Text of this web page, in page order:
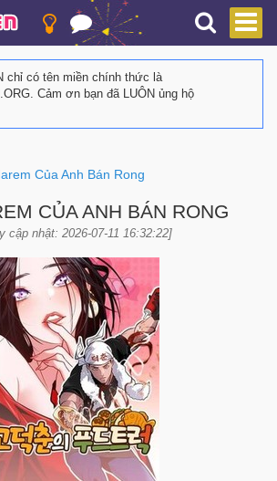
chỉ có tên miền chính thức là
Cảm ơn bạn đã LUÔN ủng hộ
Của Anh Bán Rong
CỦA ANH BÁN RONG
cập nhật: 2026-07-11 16:32:22]